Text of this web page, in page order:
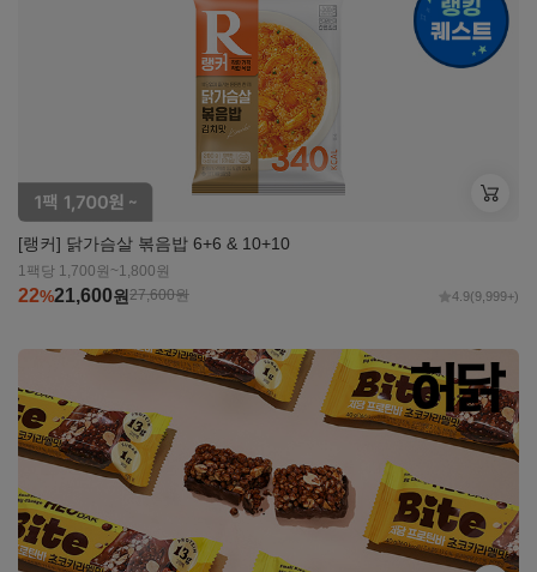
[랭커] 닭가슴살 볶음밥 6+6 & 10+10
1팩당 1,700원~1,800원
22%21,600원 27,600원 4.9(9,999+)
자세히